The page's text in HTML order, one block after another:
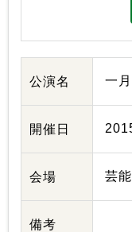
公演名 一
開催日
会場 芸
備考